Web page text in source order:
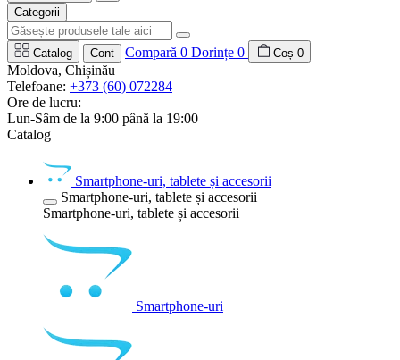
Categorii
Catalog Cont Compară 0 Dorințe 0 Coș 0
Moldova, Chișinău
Telefoane: +373 (60) 072284
Ore de lucru:
Lun-Sâm de la 9:00 până la 19:00
Catalog
Smartphone-uri, tablete și accesorii
Smartphone-uri, tablete și accesorii
Smartphone-uri, tablete și accesorii
Smartphone-uri